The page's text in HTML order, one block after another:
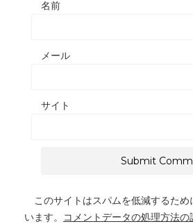
名前
メール
サイト
このサイトはスパムを低減するた
います。
コメントデータの処理方法の